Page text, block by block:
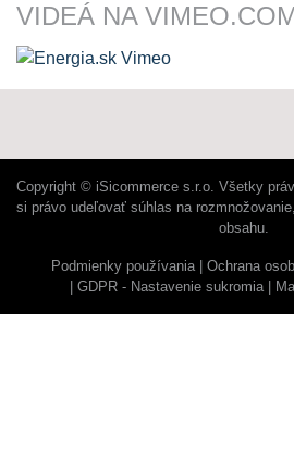
VIDEÁ NA
Copyright © iSicommerce s.r.o. Všetky
si právo udeľovať súhlas na
obsahu.
Podmienky používania
Ochrana
GDPR - Nastavenie sukromia